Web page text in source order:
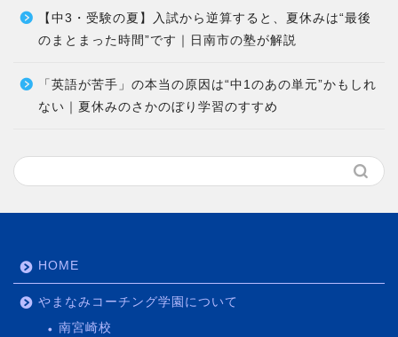
【中3・受験の夏】入試から逆算すると、夏休みは“最後
のまとまった時間”です｜日南市の塾が解説
「英語が苦手」の本当の原因は“中1のあの単元”かもしれ
ない｜夏休みのさかのぼり学習のすすめ
HOME
やまなみコーチング学園について
南宮崎校